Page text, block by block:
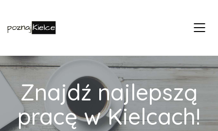
Znajdź najlepszą
pracę w Kielcach!